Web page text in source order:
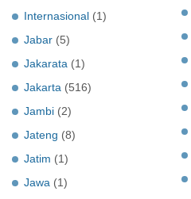
Internasional (1)
Jabar (5)
Jakarata (1)
Jakarta (516)
Jambi (2)
Jateng (8)
Jatim (1)
Jawa (1)